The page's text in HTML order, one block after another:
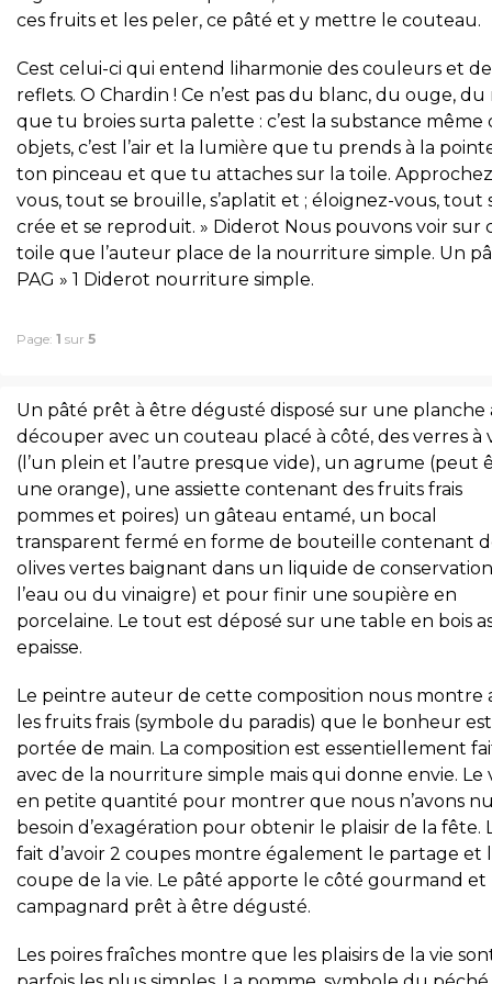
ces fruits et les peler, ce pâté et y mettre le couteau.
Cest celui-ci qui entend liharmonie des couleurs et
reflets. O Chardin ! Ce n’est pas du blanc, du ouge, du
que tu broies surta palette : c’est la substance même
objets, c’est l’air et la lumière que tu prends à la
ton pinceau et que tu attaches sur la toile.
vous, tout se brouille, s’aplatit et ; éloignez-vous, tout
crée et se reproduit. » Diderot Nous pouvons voir sur
toile que l’auteur place de la nourriture simple. Un
PAG » 1 Diderot nourriture simple.
Page: 1 sur 5
Un pâté prêt à être dégusté disposé sur une planche
découper avec un couteau placé à côté, des verres à
(l’un plein et l’autre presque vide), un agrume (peut
une orange), une assiette contenant des fruits frais
pommes et poires) un gâteau entamé, un bocal
transparent fermé en forme de bouteille contenant
olives vertes baignant dans un liquide de
l’eau ou du vinaigre) et pour finir une soupière en
porcelaine. Le tout est déposé sur une table en bois
epaisse.
Le peintre auteur de cette composition nous montre
les fruits frais (symbole du paradis) que le bonheur
portée de main. La composition est essentiellement
avec de la nourriture simple mais qui donne envie. Le
en petite quantité pour montrer que nous n’avons
besoin d’exagération pour obtenir le plaisir de la fête.
fait d’avoir 2 coupes montre également le partage et
coupe de la vie. Le pâté apporte le côté gourmand et
campagnard prêt à être dégusté.
Les poires fraîches montre que les plaisirs de la vie